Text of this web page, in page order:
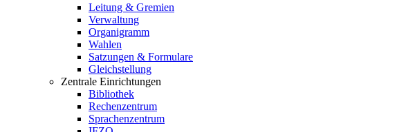
Leitung & Gremien
Verwaltung
Organigramm
Wahlen
Satzungen & Formulare
Gleichstellung
Zentrale Einrichtungen
Bibliothek
Rechenzentrum
Sprachenzentrum